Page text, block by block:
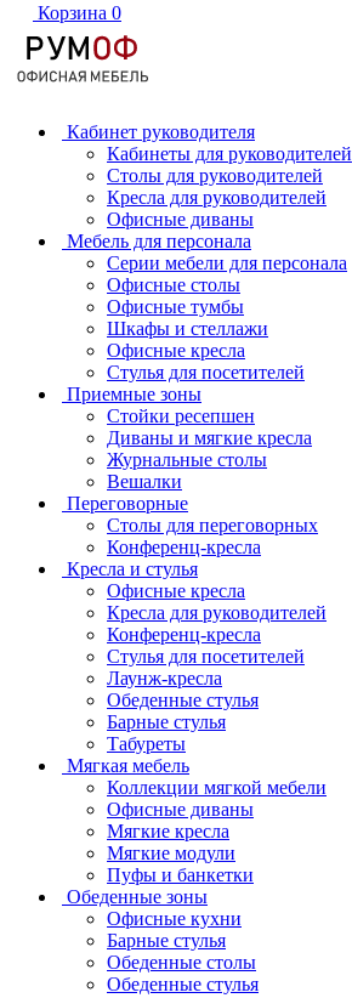
Корзина 0
Кабинет руководителя
Кабинеты для руководителей
Столы для руководителей
Кресла для руководителей
Офисные диваны
Мебель для персонала
Серии мебели для персонала
Офисные столы
Офисные тумбы
Шкафы и стеллажи
Офисные кресла
Стулья для посетителей
Приемные зоны
Стойки ресепшен
Диваны и мягкие кресла
Журнальные столы
Вешалки
Переговорные
Столы для переговорных
Конференц-кресла
Кресла и стулья
Офисные кресла
Кресла для руководителей
Конференц-кресла
Стулья для посетителей
Лаунж-кресла
Обеденные стулья
Барные стулья
Табуреты
Мягкая мебель
Коллекции мягкой мебели
Офисные диваны
Мягкие кресла
Мягкие модули
Пуфы и банкетки
Обеденные зоны
Офисные кухни
Барные стулья
Обеденные столы
Обеденные стулья